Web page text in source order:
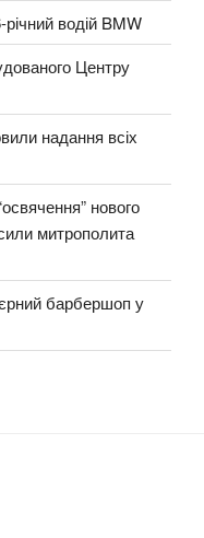
водій BMW
Центру
надання всіх
нового
митрополита
барбершоп у